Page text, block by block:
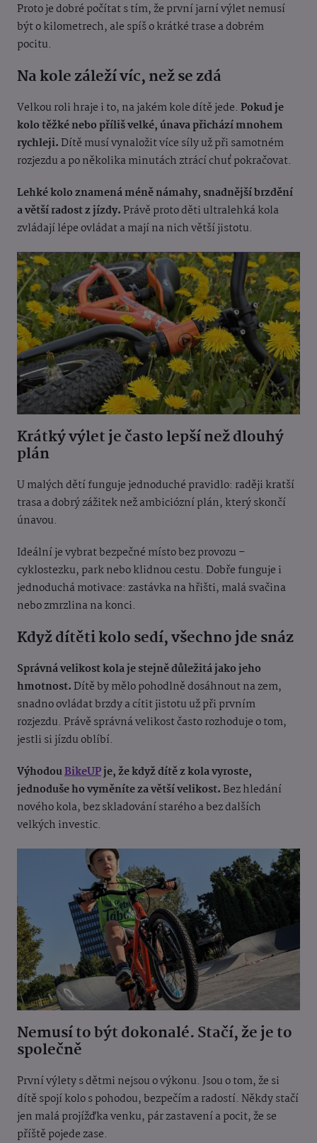
Proto je dobré počítat s tím, že první jarní výlet nemusí
být o kilometrech, ale spíš o krátké trase a dobrém
pocitu.
Na kole záleží víc, než se zdá
Velkou roli hraje i to, na jakém kole dítě jede. Pokud je
kolo těžké nebo příliš velké, únava přichází mnohem
rychleji.Dítě musí vynaložit více síly už při samotném
rozjezdu a po několika minutách ztrácí chuť pokračovat.
Lehké kolo znamená méně námahy, snadnější brzdění
a větší radost z jízdy.Právě proto děti ultralehká kola
zvládají lépe ovládat a mají na nich větší jistotu.
Krátký výlet je často lepší než dlouhý
plán
U malých dětí funguje jednoduché pravidlo: raději kratší
trasa a dobrý zážitek než ambiciózní plán, který skončí
únavou.
Ideální je vybrat bezpečné místo bez provozu –
cyklostezku, park nebo klidnou cestu. Dobře funguje i
jednoduchá motivace: zastávka na hřišti, malá svačina
nebo zmrzlina na konci.
Když dítěti kolo sedí, všechno jde snáz
Správná velikost kola je stejně důležitá jako jeho
hmotnost.Dítě by mělo pohodlně dosáhnout na zem,
snadno ovládat brzdy a cítit jistotu už při prvním
rozjezdu. Právě správná velikost často rozhoduje o tom,
jestli si jízdu oblíbí.
VýhodouBikeUPje, že když dítě z kola vyroste,
jednoduše ho vyměníte za větší velikost.Bez hledání
nového kola, bez skladování starého a bez dalších
velkých investic.
Nemusí to být dokonalé. Stačí, že je to
společně
První výlety s dětmi nejsou o výkonu. Jsou o tom, že si
dítě spojí kolo s pohodou, bezpečím a radostí. Někdy stačí
jen malá projížďka venku, pár zastavení a pocit, že se
příště pojede zase.